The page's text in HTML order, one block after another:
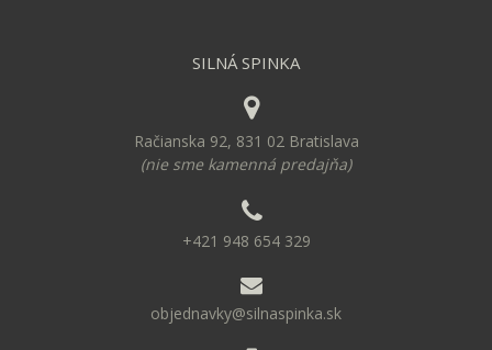
SILNÁ SPINKA
Račianska 92, 831 02 Bratislava
(nie sme kamenná predajňa)
+421 948 654 329
objednavky@silnaspinka.sk